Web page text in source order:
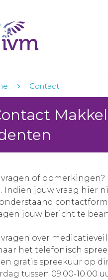
Contact
vragen of opmerkingen?
. Indien jouw vraag hier
jouw bericht te
vragen over
het telefonisch
gratis spreekuur op
tussen 09.00-10.00